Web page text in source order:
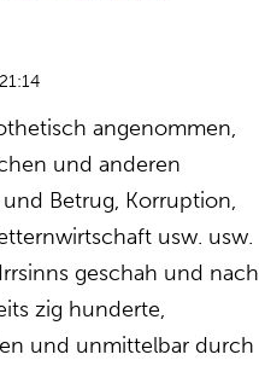
angenommen,
und anderen
Betrug, Korruption,
usw. usw.
geschah und nach
zig hunderte,
und unmittelbar durch